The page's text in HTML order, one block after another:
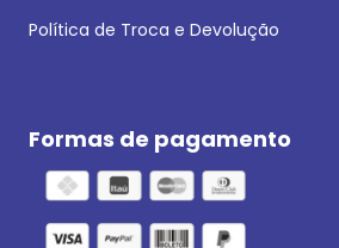
Política de Troca e Devolução
Formas de pagamento